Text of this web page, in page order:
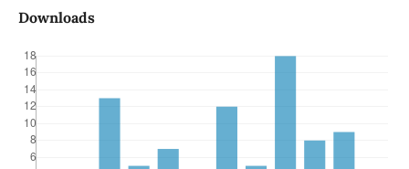
Downloads